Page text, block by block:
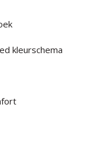
kleurschema